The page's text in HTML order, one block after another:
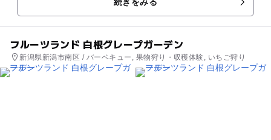
きな魅力の一つ。夏の日本...
フルーツランド 白根グレープガーデン
新潟県新潟市南区 / バーベキュー, 果物狩り・収穫体験, いちご狩り